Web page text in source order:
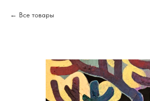
Все товары